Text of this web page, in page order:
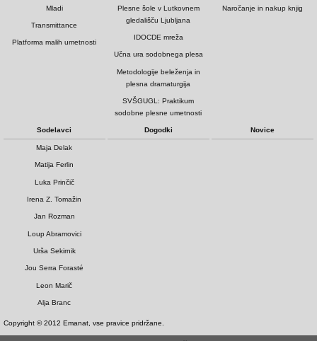
Mladi
Transmittance
Platforma malih umetnosti
Plesne šole v Lutkovnem
gledališču Ljubljana
IDOCDE mreža
Učna ura sodobnega plesa
Metodologije beleženja in
plesna dramaturgija
SVŠGUGL: Praktikum
sodobne plesne umetnosti
Naročanje in nakup knjig
Sodelavci
Maja Delak
Matija Ferlin
Luka Prinčič
Irena Z. Tomažin
Jan Rozman
Loup Abramovici
Urša Sekirnik
Jou Serra Forasté
Leon Marič
Alja Branc
Dogodki Novice
Copyright © 2012 Emanat, vse pravice pridržane.